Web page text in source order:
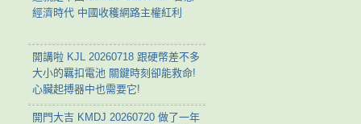
經濟時代 中國收穫網路主權紅利
開講啦 KJL 20260718 跟硬幣差不多
大小的羈扣電池 關鍵時刻卻能救命!
心臟起搏器中也需要它!
開門大吉 KMDJ 20260720 做了一年